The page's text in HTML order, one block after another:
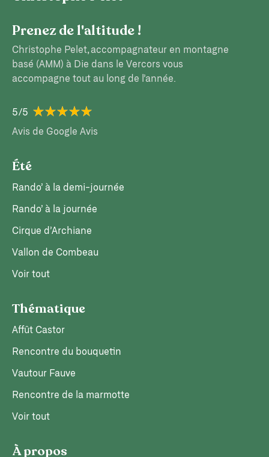
Prenez de l'altitude !
Christophe Pelet, accompagnateur en montagne
basé (AMM) à Die dans le Vercors vous
accompagne tout au long de l’année.
5/5
Avis de Google Avis
Été
Rando’ à la demi-journée
Rando’ à la journée
Cirque d’Archiane
Vallon de Combeau
Voir tout
Thématique
Affût Castor
Rencontre du bouquetin
Vautour Fauve
Rencontre de la marmotte
Voir tout
À propos